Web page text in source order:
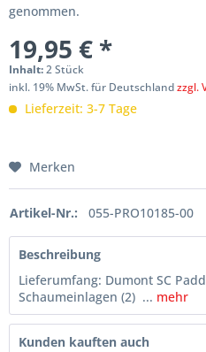
genommen.
19,95 € *
Inhalt:2 Stück
inkl. 19% MwSt. für Deutschlandzzgl.
Lieferzeit: 3-7 Tage
Merken
Artikel-Nr.: 055-PRO10185-00
Beschreibung
Lieferumfang: Dumont SC
Schaumeinlagen (2) ... mehr
Kunden kauften auch